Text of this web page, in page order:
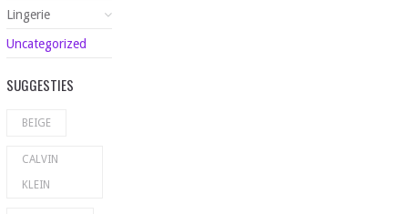
Lingerie
Uncategorized
SUGGESTIES
BEIGE
CALVIN
KLEIN